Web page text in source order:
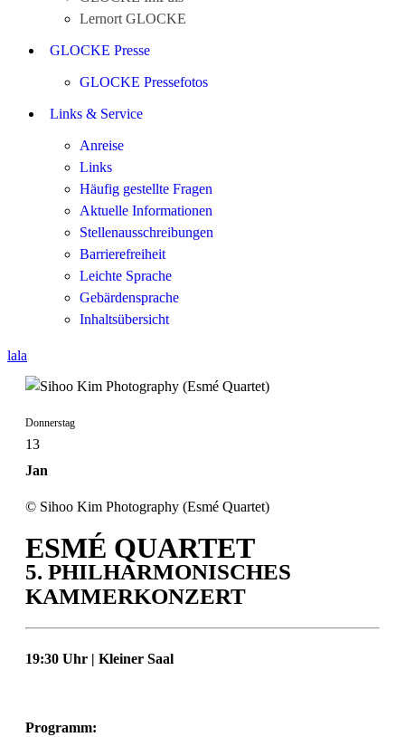
Lernort GLOCKE
GLOCKE Presse
GLOCKE Pressefotos
Links & Service
Anreise
Links
Häufig gestellte Fragen
Aktuelle Informationen
Stellenausschreibungen
Barrierefreiheit
Leichte Sprache
Gebärdensprache
Inhaltsübersicht
lala
Donnerstag
13
Jan
© Sihoo Kim Photography (Esmé Quartet)
ESMÉ QUARTET
5. PHILHARMONISCHES
KAMMERKONZERT
19:30 Uhr | Kleiner Saal
Programm: